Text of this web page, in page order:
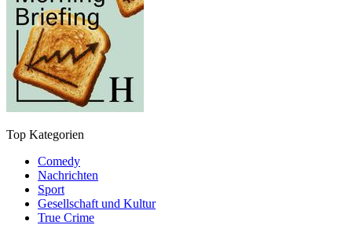
Top Kategorien
Comedy
Nachrichten
Sport
Gesellschaft und Kultur
True Crime